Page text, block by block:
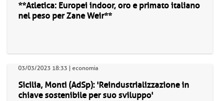
**Atletica: Europei indoor, oro e primato italiano
nel peso per Zane Weir**
03/03/2023 18:33 | economia
Sicilia, Monti (AdSp): 'Reindustrializzazione in
chiave sostenibile per suo sviluppo'